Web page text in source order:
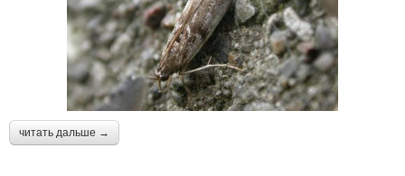
читать дальше →